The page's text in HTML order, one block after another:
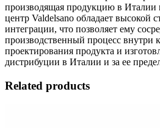
производящая продукцию в
центр Valdelsano обладает высокой
интеграции, что позволяет ему
производственный процесс внутри
проектирования продукта и
дистрибуции в Италии и за ее
Related products